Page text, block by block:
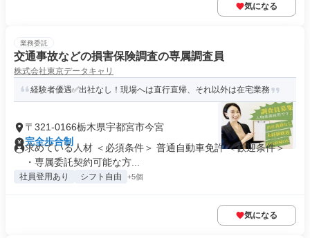
気になる
業務委託
交通事故などの損害保険調査の専属調査員
株式会社東京データキャリ
経験者優遇✅️出社なし！現場へは直行直帰、それ以外は在宅業務
〒321-0166栃木県宇都宮市今宮
完全歩合制
求めている人材 ＜必須条件＞ 普通自動車免許 ＜歓迎条件＞
・専属委託契約可能な方...
社員登用あり シフト自由 +5個
気になる